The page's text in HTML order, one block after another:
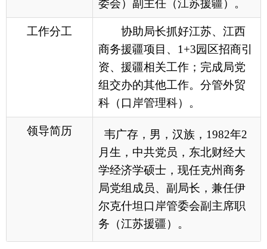
领导简历
韦广存，男，汉族，1982年2
月生，中共党员，东北财经大
学经济学硕士，现任克州商务
局党组成员、副局长，兼任伊
尔克什坦口岸管委会副主席职
媒体
区政府部门
国家部委局